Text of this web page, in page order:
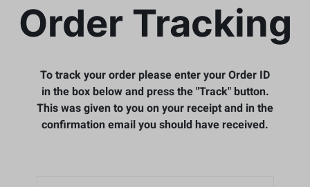
Order Tracking
To track your order please enter your Order ID
in the box below and press the "Track" button.
This was given to you on your receipt and in the
confirmation email you should have received.